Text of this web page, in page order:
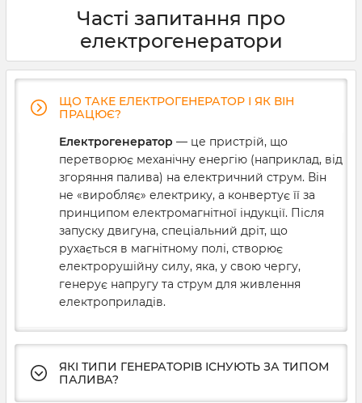
джерела живлення, й одними акумуляторами
обійтись не виходить. Розповідаємо, яким має бути
генератор для приватного будинку, невеликого
магазину чи кав’ярні.
Часті запитання про
електрогенератори
ЩО ТАКЕ ЕЛЕКТРОГЕНЕРАТОР І ЯК ВІН
ПРАЦЮЄ?
Електрогенератор — це пристрій, що
перетворює механічну енергію (наприклад, від
згоряння палива) на електричний струм. Він
не «виробляє» електрику, а конвертує її за
принципом електромагнітної індукції. Після
запуску двигуна, спеціальний дріт, що
рухається в магнітному полі, створює
електрорушійну силу, яка, у свою чергу,
генерує напругу та струм для живлення
електроприладів.
ЯКІ ТИПИ ГЕНЕРАТОРІВ ІСНУЮТЬ ЗА ТИПОМ
ПАЛИВА?